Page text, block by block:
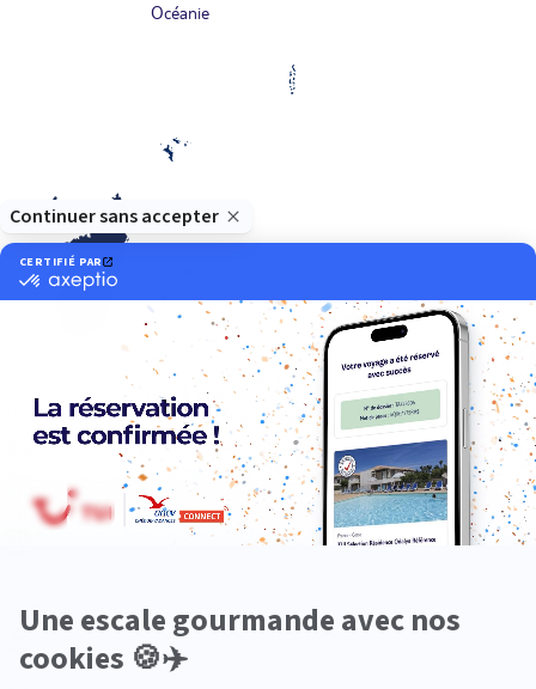
Océanie
Océan Indien
Nos thématiques
Actif
Adult only